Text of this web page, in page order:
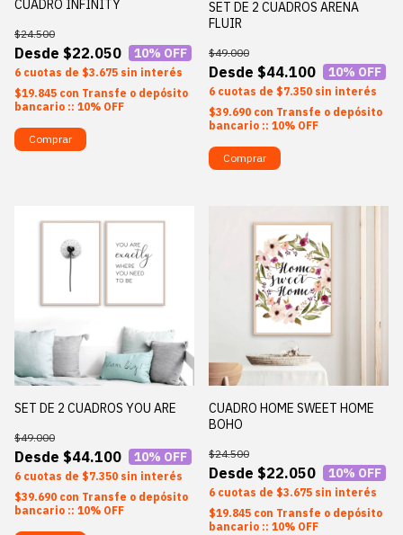
CUADRO INFINITY
$22.050
$24.500
10% OFF
6 $3.675 sin interés
$19.845 con Transfe o depósito
bancario :: 10% OFF
Comprar
SET DE 2 CUADROS ARENA
FLUIR
$44.100
$49.000
10% OFF
6 $7.350 sin interés
$39.690 con Transfe o depósito
bancario :: 10% OFF
Comprar
SET DE 2 CUADROS YOU ARE
$44.100
$49.000
10% OFF
6 $7.350 sin interés
$39.690 con Transfe o depósito
bancario :: 10% OFF
CUADRO HOME SWEET HOME
BOHO
$22.050
$24.500
10% OFF
6 $3.675 sin interés
$19.845 con Transfe o depósito
bancario :: 10% OFF